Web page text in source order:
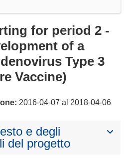
for period 2 -
of a
Type 3
Vaccine)
2016-04-07 al 2018-04-06
e degli
del progetto